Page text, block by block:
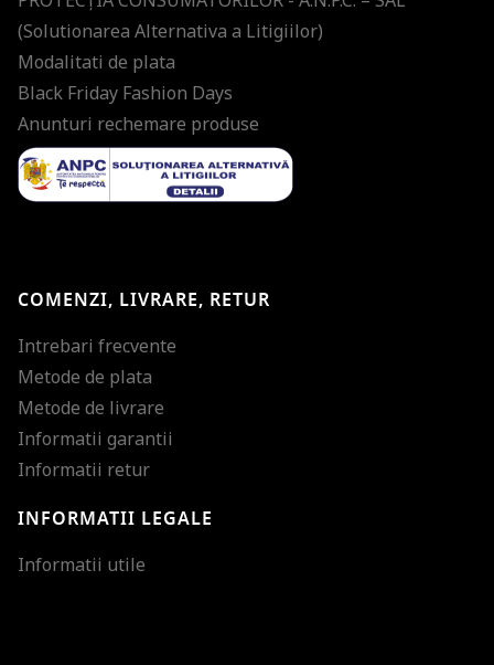
(Solutionarea Alternativa a Litigiilor)
Modalitati de plata
Black Friday Fashion Days
Anunturi rechemare produse
COMENZI, LIVRARE, RETUR
Intrebari frecvente
Metode de plata
Metode de livrare
Informatii garantii
Informatii retur
INFORMATII LEGALE
Informatii utile